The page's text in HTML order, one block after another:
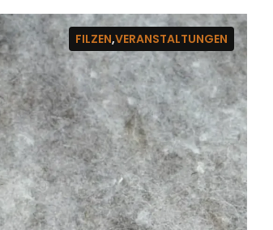
FILZEN,VERANSTALTUNGEN